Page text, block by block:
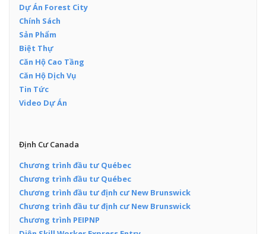
Dự Án Forest City
Chính Sách
Sản Phẩm
Biệt Thự
Căn Hộ Cao Tầng
Căn Hộ Dịch Vụ
Tin Tức
Video Dự Án
Định Cư Canada
Chương trình đầu tư Québec
Chương trình đầu tư Québec
Chương trình đầu tư định cư New Brunswick
Chương trình đầu tư định cư New Brunswick
Chương trình PEIPNP